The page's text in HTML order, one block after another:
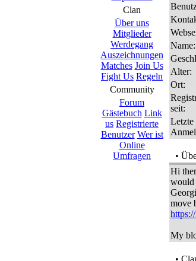
Clan
Über uns
Mitglieder
Werdegang
Auszeichnungen
Matches Join Us
Fight Us Regeln
Community
Forum
Gästebuch Link
us Registrierte
Benutzer Wer ist
Online
Umfragen
Name:
Alter:
Ort:
seit:
Letzte
•
Hi
would
move
My
•